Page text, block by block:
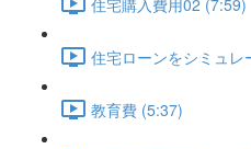
住宅ローンをシミュ
教育費 (5:37)